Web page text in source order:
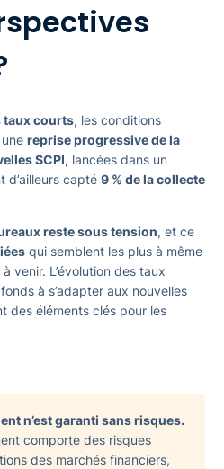
taux courts, les conditions
reprise progressive de la
SCPI, lancées dans un
d’ailleurs capté 9 % de la collecte
reste sous tension, et ce
qui semblent les plus à même
venir. L’évolution des taux
à s’adapter aux nouvelles
des éléments clés pour les
n’est garanti sans risques.
comporte des risques
des marchés financiers,